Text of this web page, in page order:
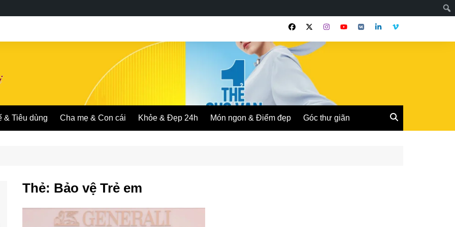
& Tiêu dùng Cha mẹ & Con cái Khỏe & Đẹp 24h Món ngon & Điểm đẹp Góc thư giãn
Thẻ: Bảo vệ Trẻ em